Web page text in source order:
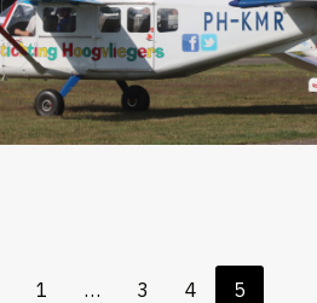
1 … 3 4 5